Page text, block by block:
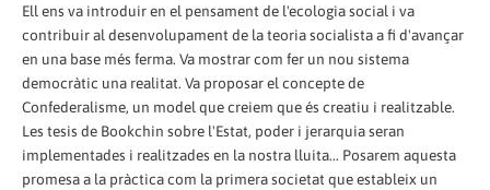
Ell ens va introduir en el pensament de l'ecologia social i va
contribuir al desenvolupament de la teoria socialista a fi d'avançar
en una base més ferma. Va mostrar com fer un nou sistema
democràtic una realitat. Va proposar el concepte de
Confederalisme, un model que creiem que és creatiu i realitzable.
Les tesis de Bookchin sobre l'Estat, poder i jerarquia seran
implementades i realitzades en la nostra lluita... Posarem aquesta
promesa a la pràctica com la primera societat que estableix un